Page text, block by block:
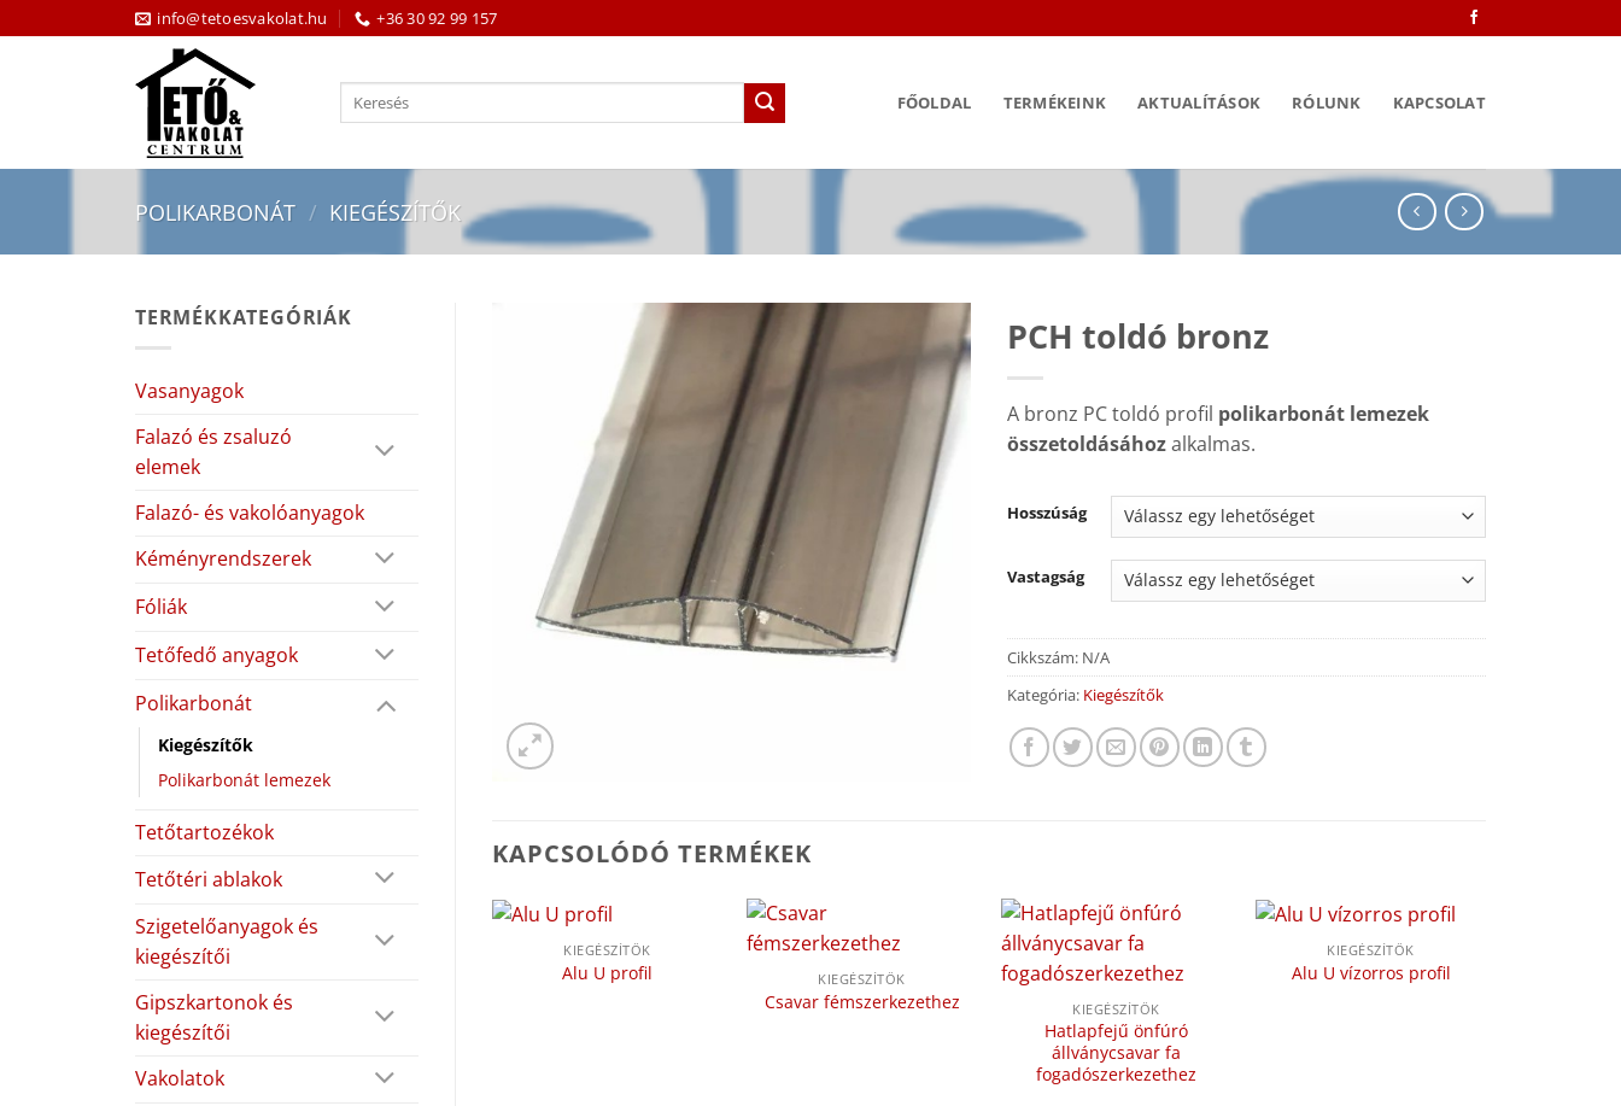
to
info@tetoesvakolat.hu +36 30 92 99 157
Keresés
FŐOLDAL TERMÉKEINK AKTUALÍTÁSOK RÓLUNK KAPCSOLAT
POLIKARBONÁT / KIEGÉSZÍTŐK
TERMÉKKATEGÓRIÁK
Vasanyagok
Falazó és zsaluzó
elemek
Falazó- és vakolóanyagok
Kéményrendszerek
Fóliák
Tetőfedő anyagok
Polikarbonát
Kiegészítők
Polikarbonát lemezek
Tetőtartozékok
Tetőtéri ablakok
Szigetelőanyagok és
kiegészítői
Gipszkartonok és
kiegészítői
Vakolatok
PCH toldó bronz
A bronz PC toldó profil polikarbonát lemezek
összetoldásáhozalkalmas.
Hosszúság
Vastagság
Cikkszám: N/A
Kategória: Kiegészítők
KAPCSOLÓDÓ TERMÉKEK
KIEGÉSZÍTŐK
Alu U profil KIEGÉSZÍTŐK
Csavar fémszerkezethez KIEGÉSZÍTŐK
Hatlapfejű önfúró
állványcsavar fa
fogadószerkezethez
KIEGÉSZÍTŐK
Alu U vízorros profil